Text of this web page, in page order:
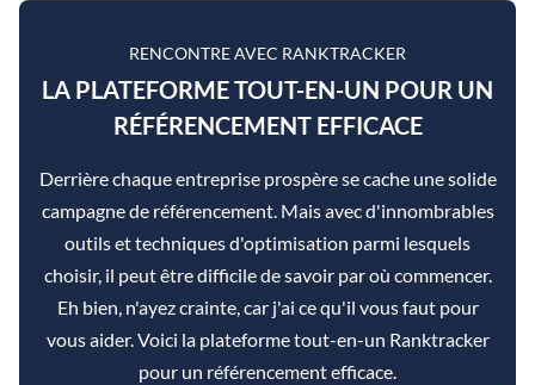
RENCONTRE AVEC RANKTRACKER
LA PLATEFORME TOUT-EN-UN POUR UN
RÉFÉRENCEMENT EFFICACE
Derrière chaque entreprise prospère se cache une solide
campagne de référencement. Mais avec d'innombrables
outils et techniques d'optimisation parmi lesquels
choisir, il peut être difficile de savoir par où commencer.
Eh bien, n'ayez crainte, car j'ai ce qu'il vous faut pour
vous aider. Voici la plateforme tout-en-un Ranktracker
pour un référencement efficace.